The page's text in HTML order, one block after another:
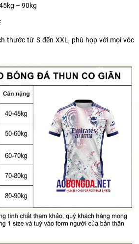
– 90kg
thước từ S đến XXL, phù hợp với mọi vóc